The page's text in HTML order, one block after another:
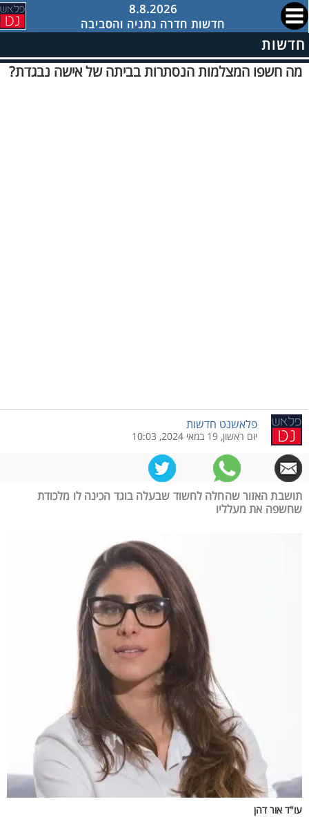
8.8.2026
חדשות חדרה נתניה והסביבה
חדשות
מה חשפו המצלמות הנסתרות בביתה של אישה נבגדת?
פלאשנט חדשות
יום ראשון, 19 במאי 2024, 10:03
תושבת האזור שהחלה לחשוד שבעלה בוגד הכינה לו מלכודת
שחשפה את מעלליו
עו"ד אור דהן